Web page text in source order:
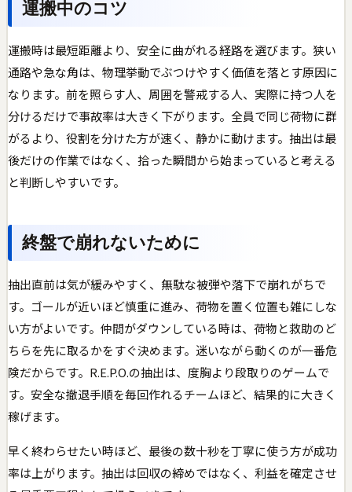
運搬中のコツ
運搬時は最短距離より、安全に曲がれる経路を選びます。狭い
通路や急な角は、物理挙動でぶつけやすく価値を落とす原因に
なります。前を照らす人、周囲を警戒する人、実際に持つ人を
分けるだけで事故率は大きく下がります。全員で同じ荷物に群
がるより、役割を分けた方が速く、静かに動けます。抽出は最
後だけの作業ではなく、拾った瞬間から始まっていると考える
と判断しやすいです。
終盤で崩れないために
抽出直前は気が緩みやすく、無駄な被弾や落下で崩れがちで
す。ゴールが近いほど慎重に進み、荷物を置く位置も雑にしな
い方がよいです。仲間がダウンしている時は、荷物と救助のど
ちらを先に取るかをすぐ決めます。迷いながら動くのが一番危
険だからです。R.E.P.O.の抽出は、度胸より段取りのゲームで
す。安全な撤退手順を毎回作れるチームほど、結果的に大きく
稼げます。
早く終わらせたい時ほど、最後の数十秒を丁寧に使う方が成功
率は上がります。抽出は回収の締めではなく、利益を確定させ